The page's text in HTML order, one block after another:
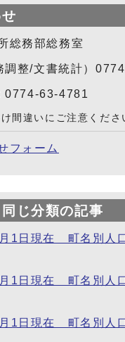
総務部総務室
調整/文書統計）
0774-63-4781
間違いにご注意くださ
フォーム
じ分類の記事
1日現在 町名別人
1日現在 町名別人
1日現在 町名別人